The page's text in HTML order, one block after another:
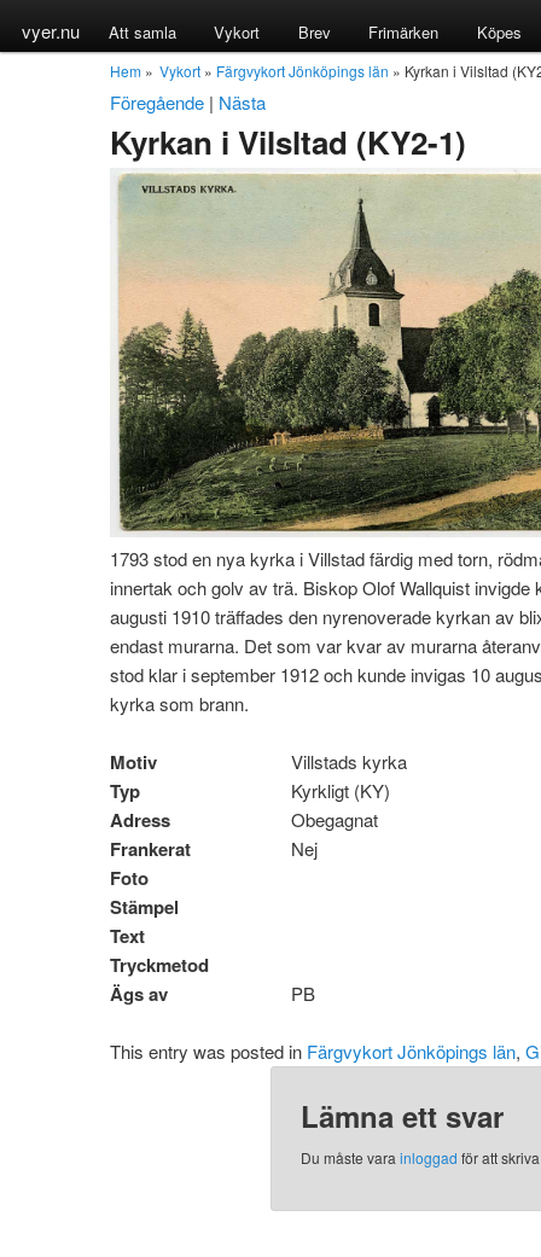
vyer.nu Att samla Vykort Brev Frimärken Köpes
Hem » Vykort » Färgvykort Jönköpings län » Kyrkan i Vilsltad
Föregående | Nästa
Kyrkan i Vilsltad (KY2-1)
1793 stod en nya kyrka i Villstad färdig med torn,
innertak och golv av trä. Biskop Olof Wallquist invigde
augusti 1910 träffades den nyrenoverade kyrkan av
endast murarna. Det som var kvar av murarna
stod klar i september 1912 och kunde invigas 10
kyrka som brann.
Motiv Villstads kyrka
Typ Kyrkligt (KY)
Adress Obegagnat
Frankerat Nej
Foto
Stämpel
Text
Tryckmetod
Ägs av
PB
This entry was posted in Färgvykort Jönköpings län,
Lämna ett svar
Du måste varainloggad för att